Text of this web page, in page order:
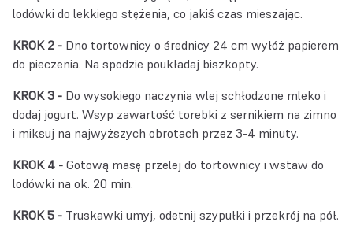
lodówki do lekkiego stężenia, co jakiś czas mieszając.
KROK 2 - Dno tortownicy o średnicy 24 cm wyłóż papierem
do pieczenia. Na spodzie poukładaj biszkopty.
KROK 3 - Do wysokiego naczynia wlej schłodzone mleko i
dodaj jogurt. Wsyp zawartość torebki z sernikiem na zimno
i miksuj na najwyższych obrotach przez 3-4 minuty.
KROK 4 - Gotową masę przelej do tortownicy i wstaw do
lodówki na ok. 20 min.
KROK 5 - Truskawki umyj, odetnij szypułki i przekrój na pół.